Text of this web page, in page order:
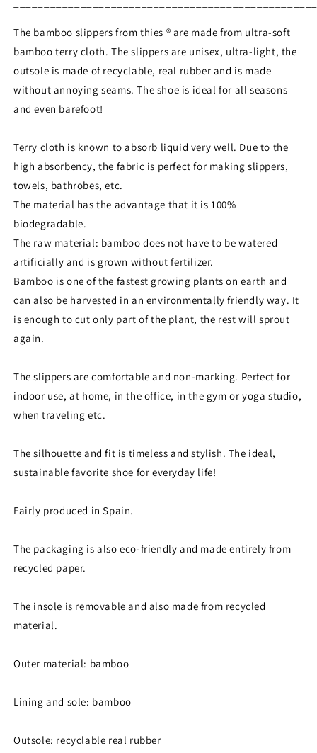
The bamboo slippers from thies ® are made from ultra-soft
bamboo terry cloth. The slippers are unisex, ultra-light, the
outsole is made of recyclable, real rubber and is made
without annoying seams. The shoe is ideal for all seasons
and even barefoot!
Terry cloth is known to absorb liquid very well. Due to the
high absorbency, the fabric is perfect for making slippers,
towels, bathrobes, etc.
The material has the advantage that it is 100%
biodegradable.
The raw material: bamboo does not have to be watered
artificially and is grown without fertilizer.
Bamboo is one of the fastest growing plants on earth and
can also be harvested in an environmentally friendly way. It
is enough to cut only part of the plant, the rest will sprout
again.
The slippers are comfortable and non-marking. Perfect for
indoor use, at home, in the office, in the gym or yoga studio,
when traveling etc.
The silhouette and fit is timeless and stylish. The ideal,
sustainable favorite shoe for everyday life!
Fairly produced in Spain.
The packaging is also eco-friendly and made entirely from
recycled paper.
The insole is removable and also made from recycled
material.
Outer material: bamboo
Lining and sole: bamboo
Outsole: recyclable real rubber